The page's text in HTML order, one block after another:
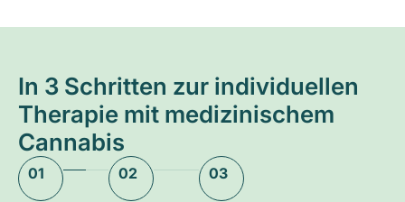
In 3 Schritten zur individuellen
Therapie mit medizinischem
Cannabis
01 02 03